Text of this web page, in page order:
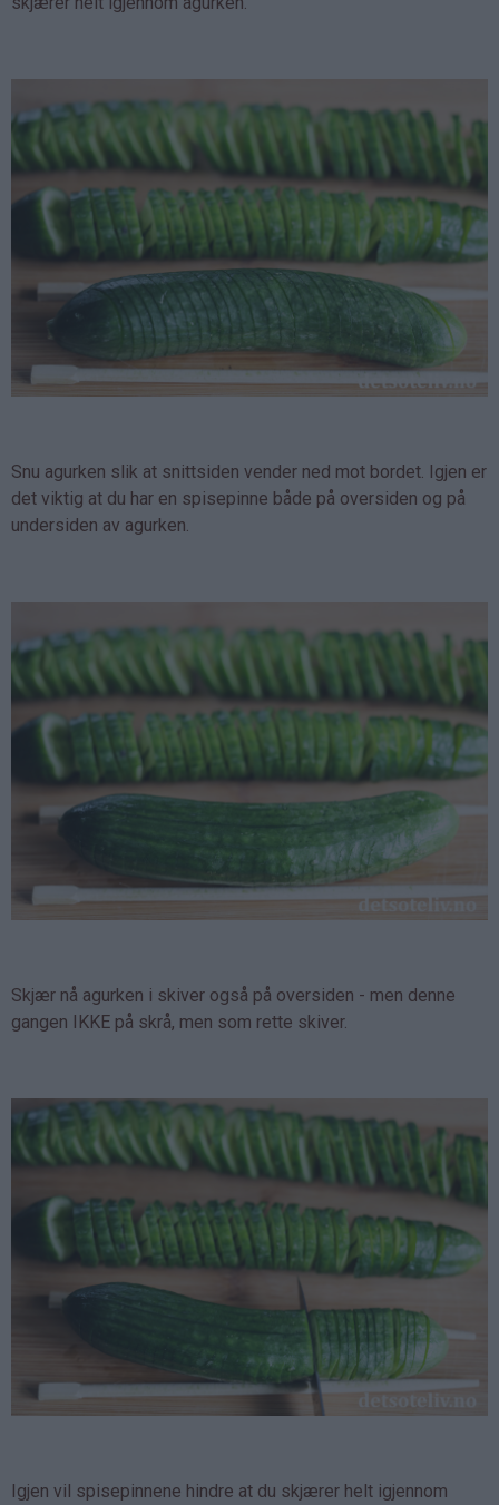
Snu agurken slik at snittsiden vender ned mot bordet. Igjen er
det viktig at du har en spisepinne både på oversiden og på
undersiden av agurken.
Skjær nå agurken i skiver også på oversiden - men denne
gangen IKKE på skrå, men som rette skiver.
Igjen vil spisepinnene hindre at du skjærer helt igjennom